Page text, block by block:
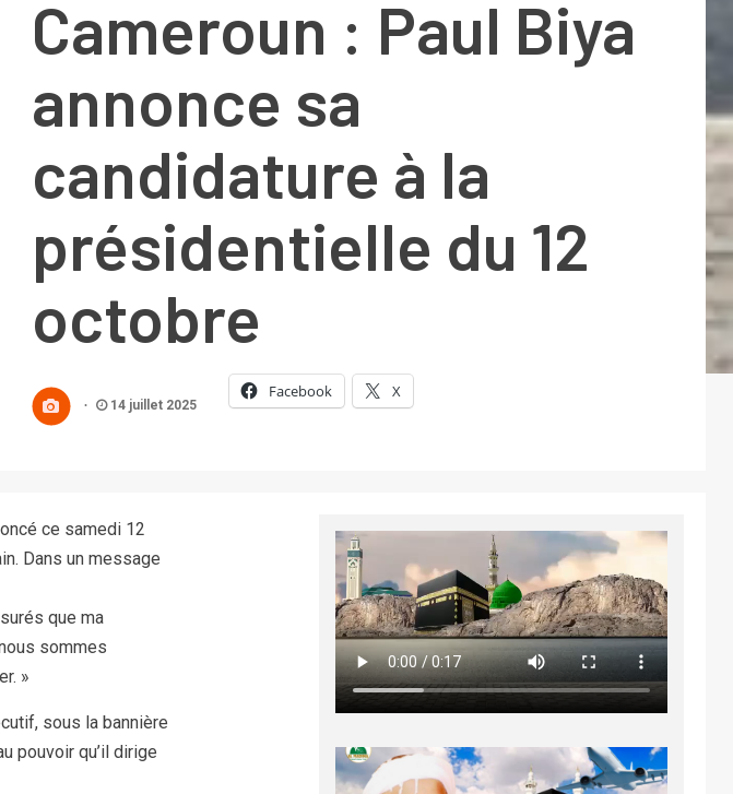
Cameroun : Paul Biya
annonce sa
candidature à la
présidentielle du 12
octobre
14 juillet 2025
Facebook X
ce samedi 12
Dans un message
que ma
sommes
»
sous la bannière
pouvoir qu’il dirige